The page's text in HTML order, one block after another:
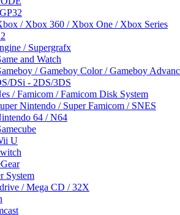
/ Xbox 360 / Xbox One / Xbox Series
/ Supergrafx
and Watch
/ Gameboy Color / Gameboy
DSi - 2DS/3DS
/ Famicom / Famicom Disk System
Nintendo / Super Famicom / SNES
64 / N64
U
System
/ Mega CD / 32X